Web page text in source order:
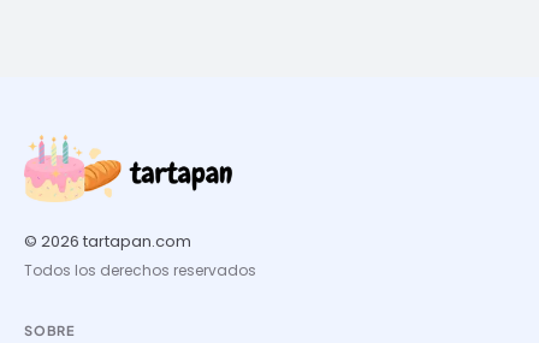
© 2026 tartapan.com
Todos los derechos reservados
SOBRE